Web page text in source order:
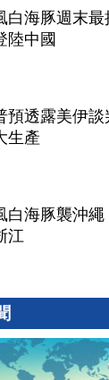
白海豚週末
陸中國
預透露美伊
生產
白海豚襲沖
江